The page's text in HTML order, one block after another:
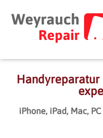
iPhone, iPad, Mac,